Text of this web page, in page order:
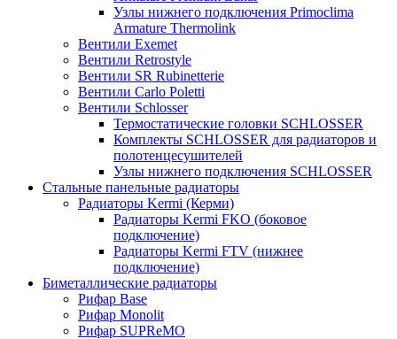
Узлы нижнего подключения Primoclima
Armature Thermolink
Вентили Exemet
Вентили Retrostyle
Вентили SR Rubinetterie
Вентили Carlo Poletti
Вентили Schlosser
Термостатические головки SCHLOSSER
Комплекты SCHLOSSER для радиаторов и
полотенцесушителей
Узлы нижнего подключения SCHLOSSER
Стальные панельные радиаторы
Радиаторы Kermi (Керми)
Радиаторы Kermi FKO (боковое
подключение)
Радиаторы Kermi FTV (нижнее
подключение)
Биметаллические радиаторы
Рифар Base
Рифар Monolit
Рифар SUPReMO